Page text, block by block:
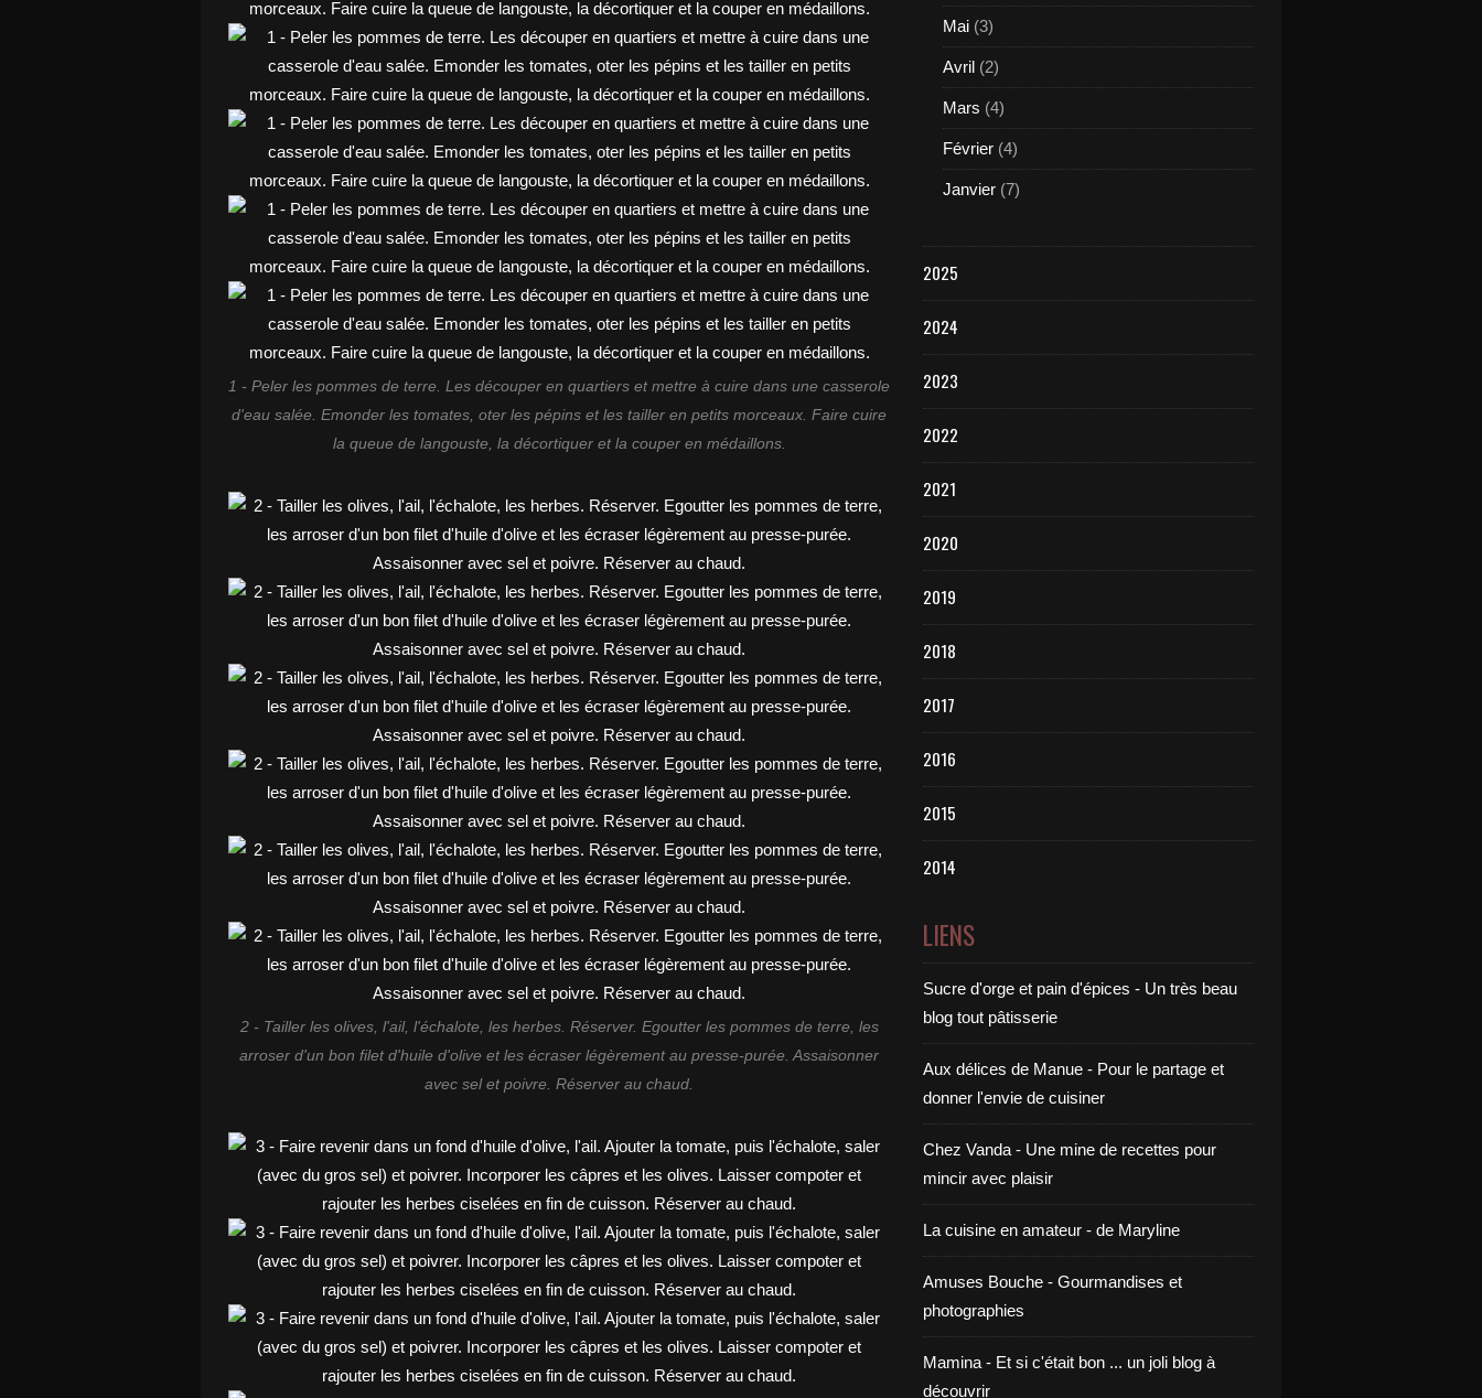
1 - Peler les pommes de terre. Les découper en quartiers et mettre à cuire dans une casserole
d'eau salée. Emonder les tomates, oter les pépins et les tailler en petits morceaux. Faire cuire
la queue de langouste, la décortiquer et la couper en médaillons.
2 - Tailler les olives, l'ail, l'échalote, les herbes. Réserver. Egoutter les pommes de terre, les
arroser d'un bon filet d'huile d'olive et les écraser légèrement au presse-purée. Assaisonner
avec sel et poivre. Réserver au chaud.
Mai (3)
Avril (2)
Mars (4)
Février (4)
Janvier (7)
2025
2024
2023
2022
2021
2020
2019
2018
2017
2016
2015
2014
LIENS
Sucre d'orge et pain d'épices - Un très beau
blog tout pâtisserie
Aux délices de Manue - Pour le partage et
donner l'envie de cuisiner
Chez Vanda - Une mine de recettes pour
mincir avec plaisir
La cuisine en amateur - de Maryline
Amuses Bouche - Gourmandises et
photographies
Mamina - Et si c'était bon ... un joli blog à
découvrir